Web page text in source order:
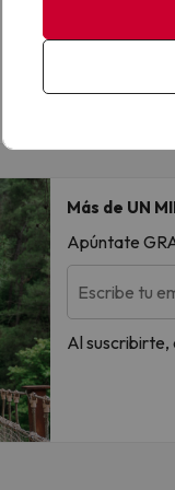
Más de UN
Apúntate
Escribe tu
Al suscribirte,